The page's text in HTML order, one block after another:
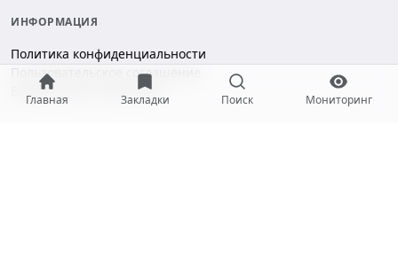
Главная Закладки Поиск Мониторинг
ИНФОРМАЦИЯ
Политика конфиденциальности
Пользовательское соглашение
Безопасность платежей